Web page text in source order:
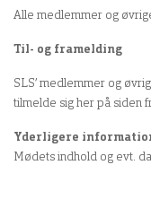
Alle medlemmer og
Til- og framelding
SLS’ medlemmer og
tilmelde sig her på siden
Yderligere
Mødets indhold og evt.